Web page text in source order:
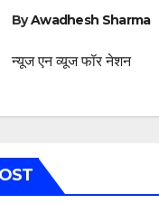
ByAwadhesh Sharma
न्यूज एन व्यूज फॉर नेशन